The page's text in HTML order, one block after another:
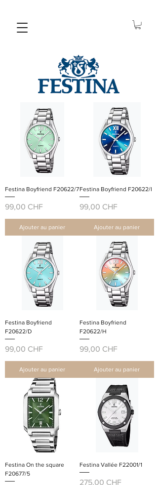
Festina Boyfriend F20622/7
Prix
99,00 CHF
Ajouter au panier
Festina Boyfriend F20622/I
Prix
99,00 CHF
Ajouter au panier
Festina Boyfriend
F20622/D
Prix
99,00 CHF
Ajouter au panier
Festina Boyfriend
F20622/H
Prix
99,00 CHF
Ajouter au panier
Festina On the square
F20677/5
Festina Vallée F22001/1
Prix
275,00 CHF